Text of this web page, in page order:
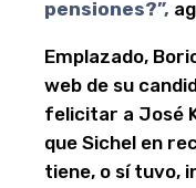
pensiones?”,
Emplazado,
web de su
felicitar a José
que Sichel en
tiene, o sí tuvo,